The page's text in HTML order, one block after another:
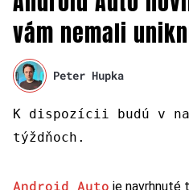
vám nemali
Peter Hupka
K dispozícii budú v
týždňoch.
Android Auto je navrhnuté